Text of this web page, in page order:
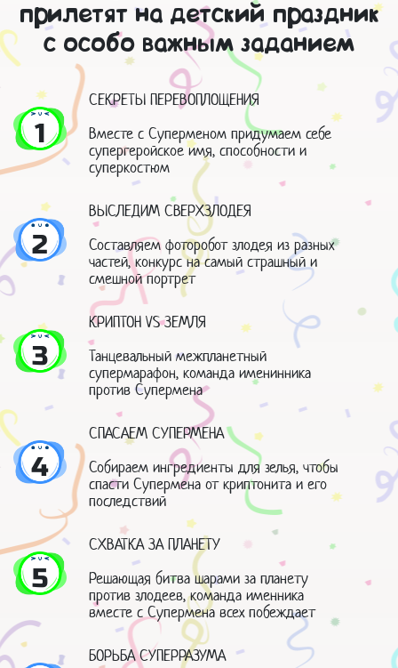
прилетят на детский праздник
с особо важным заданием
1
СЕКРЕТЫ ПЕРЕВОПЛОЩЕНИЯ
Вместе с Суперменом придумаем себе
супергеройское имя, способности и
суперкостюм
2
ВЫСЛЕДИМ СВЕРХЗЛОДЕЯ
Составляем фоторобот злодея из разных
частей, конкурс на самый страшный и
смешной портрет
3
КРИПТОН VS ЗЕМЛЯ
Танцевальный межпланетный
супермарафон, команда именинника
против Супермена
4
СПАСАЕМ СУПЕРМЕНА
Собираем ингредиенты для зелья, чтобы
спасти Супермена от криптонита и его
последствий
5
СХВАТКА ЗА ПЛАНЕТУ
Решающая битва шарами за планету
против злодеев, команда именника
вместе с Супермена всех побеждает
БОРЬБА СУПЕРРАЗУМА